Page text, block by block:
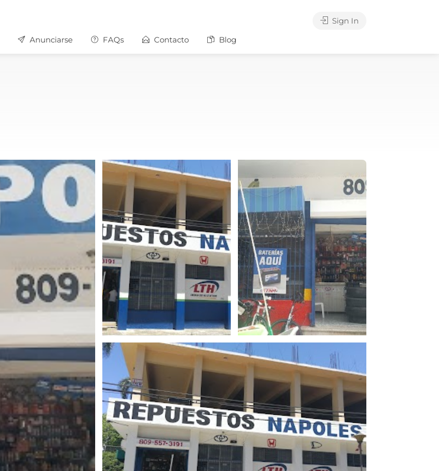
Anunciarse FAQs Contacto Blog
Sign In